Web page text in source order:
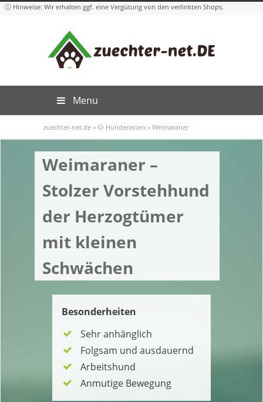
Menu
zuechter-net.de » 🐶 Hunderassen » Weimaraner
Weimaraner –
Stolzer Vorstehhund
der Herzogtümer
mit kleinen
Schwächen
Besonderheiten
Sehr anhänglich
Folgsam und ausdauernd
Arbeitshund
Anmutige Bewegung